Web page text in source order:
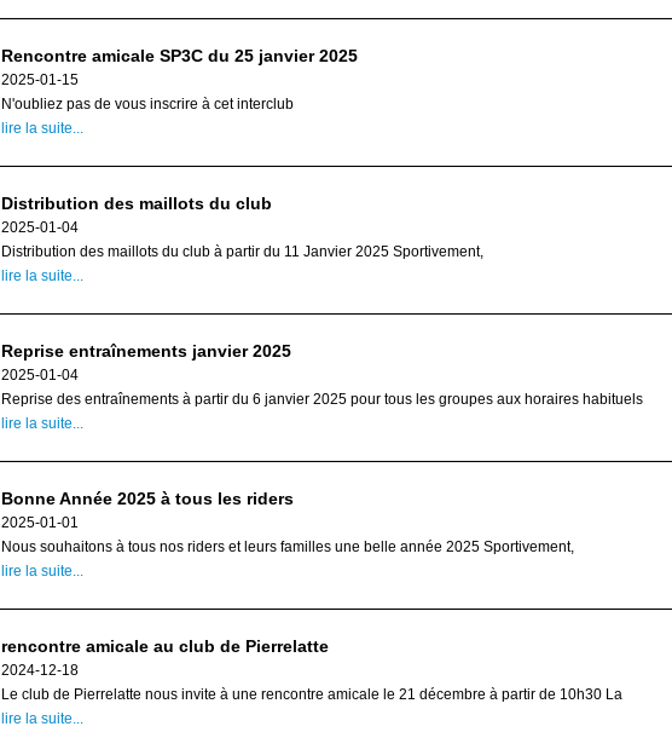
Rencontre amicale SP3C du 25 janvier 2025
2025-01-15
N'oubliez pas de vous inscrire à cet interclub
lire la suite...
Distribution des maillots du club
2025-01-04
Distribution des maillots du club à partir du 11 Janvier 2025 Sportivement,
lire la suite...
Reprise entraînements janvier 2025
2025-01-04
Reprise des entraînements à partir du 6 janvier 2025 pour tous les groupes aux horaires habituels
lire la suite...
Bonne Année 2025 à tous les riders
2025-01-01
Nous souhaitons à tous nos riders et leurs familles une belle année 2025 Sportivement,
lire la suite...
rencontre amicale au club de Pierrelatte
2024-12-18
Le club de Pierrelatte nous invite à une rencontre amicale le 21 décembre à partir de 10h30 La
lire la suite...